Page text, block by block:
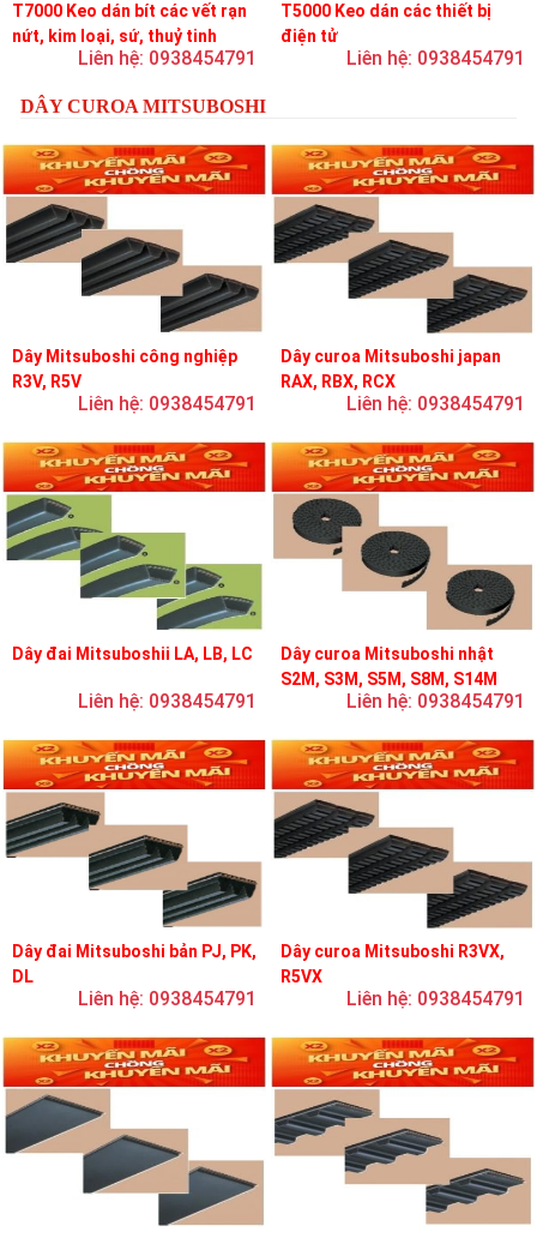
T7000 Keo dán bít các vết rạn
nứt, kim loại, sứ, thuỷ tinh
Liên hệ: 0938454791
T5000 Keo dán các thiết bị
điện tử
Liên hệ: 0938454791
DÂY CUROA MITSUBOSHI
Dây Mitsuboshi công nghiệp
R3V, R5V
Liên hệ: 0938454791
Dây curoa Mitsuboshi japan
RAX, RBX, RCX
Liên hệ: 0938454791
Dây đai Mitsuboshii LA, LB, LC
Liên hệ: 0938454791
Dây curoa Mitsuboshi nhật
S2M, S3M, S5M, S8M, S14M
Liên hệ: 0938454791
Dây đai Mitsuboshi bản PJ, PK,
DL
Liên hệ: 0938454791
Dây curoa Mitsuboshi R3VX,
R5VX
Liên hệ: 0938454791